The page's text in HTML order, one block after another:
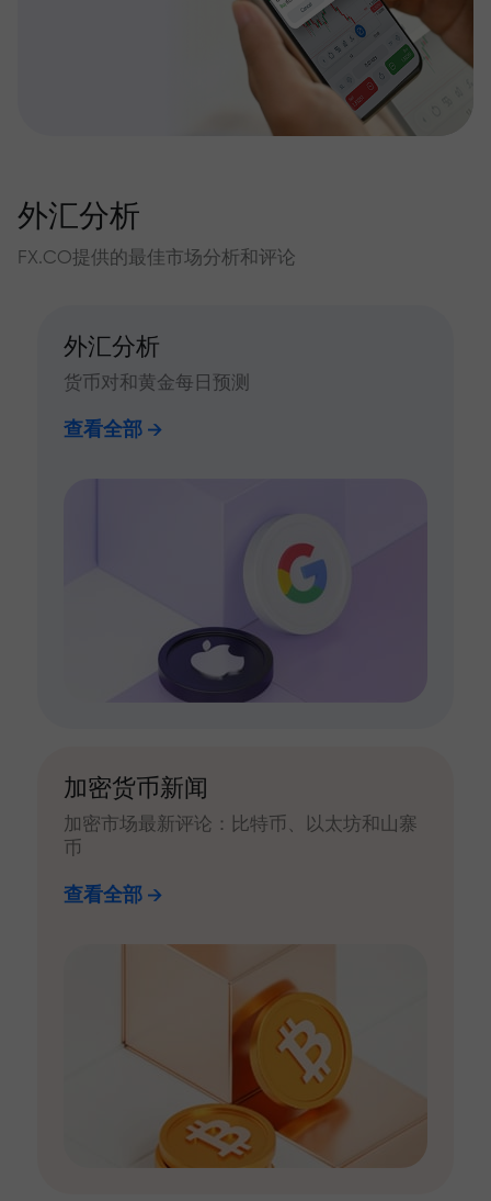
外汇分析
FX.CO提供的最佳市场分析和评论
外汇分析
货币对和黄金每日预测
查看全部
加密货币新闻
加密市场最新评论：比特币、以太坊和山寨
币
查看全部